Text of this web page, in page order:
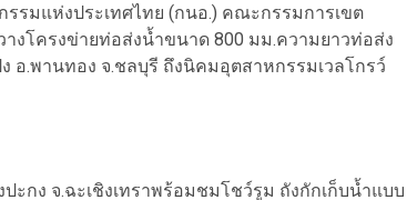
รมแห่งประเทศไทย (กนอ.) คณะกรรมการเขต
งโครงข่ายท่อส่งน้ำขนาด 800 มม.ความยาวท่อส่ง
อ.พานทอง จ.ชลบุรี ถึงนิคมอุตสาหกรรมเวลโกรว์
ะกง จ.ฉะเชิงเทราพร้อมชมโชว์รูม ถังกักเก็บน้ำแบบ